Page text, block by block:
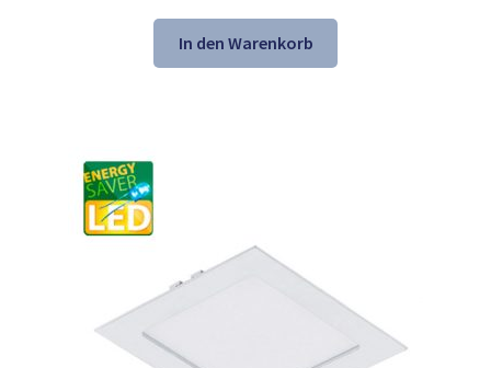
Preis
war:
45,25 €
Preis
ist:
30,98 €.
In den Warenkorb